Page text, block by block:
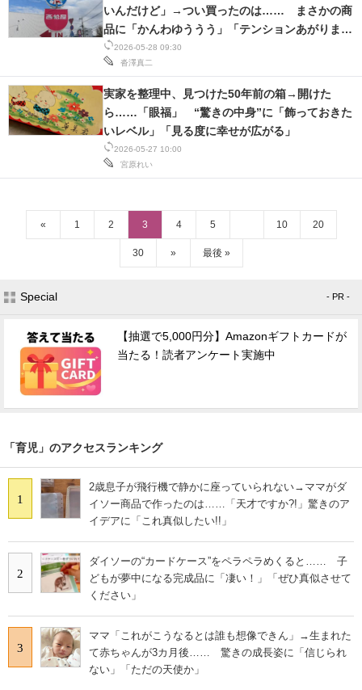
2026-05-28 09:30
沓澤真二
いんだけど」→つい買ったのは…… まさかの商
品に「かんわゆううう」「テンションあがりまし
た!!」
2026-05-27 10:00
宮原れい
実家を整理中、見つけた50年前の箱→開けた
ら……「眼福」 “驚きの中身”に「飾っておきた
いレベル」「見る度に幸せが広がる」
« 1 2 3 4 5 10 20
30 » 最後 »
Special - PR -
【抽選で5,000円分】Amazonギフトカードが
当たる！読者アンケート実施中
「育児」のアクセスランキング
1
2歳息子が飛行機で静かに座っていられない→ママがダ
イソー商品で作ったのは……「天才ですか?!」驚きのア
イデアに「これ真似したい!!」
2
ダイソーの“カードケース”をペラペラめくると…… 子
どもが夢中になる完成品に「凄い！」「ぜひ真似させて
ください」
3
ママ「これがこうなるとは誰も想像できん」→生まれた
て赤ちゃんが3カ月後…… 驚きの成長姿に「信じられ
ない」「ただの天使か」